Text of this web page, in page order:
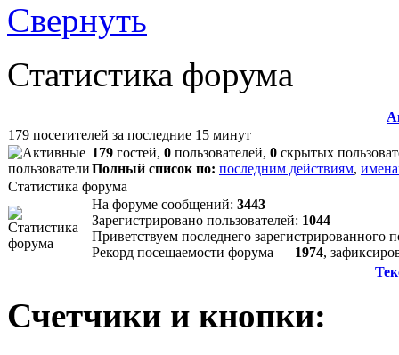
Статистика форума
179 посетителей за последние 15 минут
179 гостей, 0 пользователей, 0 скрытых
Полный список по: последним действиям,
Статистика форума
На форуме сообщений: 3443
Зарегистрировано пользователей: 1044
Приветствуем последнего зарегистрированного
Рекорд посещаемости форума — 1974,
Счетчики и кнопки: